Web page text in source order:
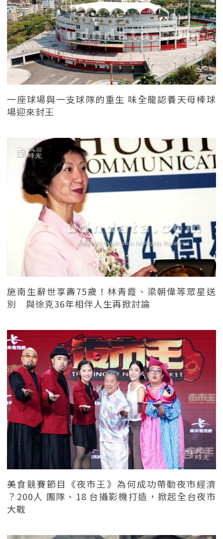
一座球場與一支球隊的重生 味全龍認養天母棒球
場迎來封王
施南生辭世享壽75歲！林青霞、梁朝偉等眾星送
別 與徐克36年相伴人生再掀討論
美食競賽節目《夜市王》為何成功帶動夜市經濟
？200人 團隊、18 台攝影機打造，掀起全台夜市
大戰